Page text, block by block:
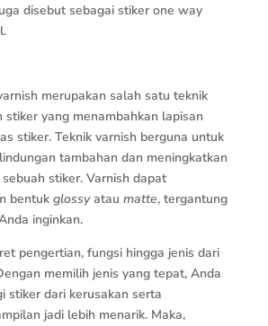
disebut sebagai stiker one way
merupakan salah satu teknik
stiker yang menambahkan lapisan
stiker. Teknik varnish berguna untuk
tambahan dan meningkatkan
stiker. Varnish dapat
bentuk glossyatau matte, tergantung
inginkan.
pengertian, fungsi hingga jenis dari
memilih jenis yang tepat, Anda
stiker dari kerusakan serta
jadi lebih menarik. Maka,